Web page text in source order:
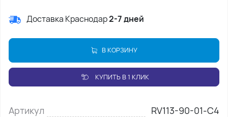
Доставка Краснодар2-7 дней
В КОРЗИНУ
КУПИТЬ В 1 КЛИК
Артикул
RV113-90-01-C4